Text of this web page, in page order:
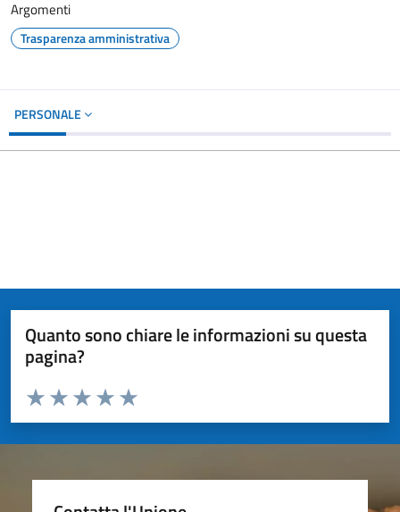
Argomenti
Trasparenza amministrativa
PERSONALE
Quanto sono chiare le informazioni su questa
pagina?
Valuta da 1 a 5 stelle la pagina
Valuta 5 stelle su 5
Valuta 4 stelle su 5
Valuta 3 stelle su 5
Valuta 2 stelle su 5
Valuta 1 stelle su 5